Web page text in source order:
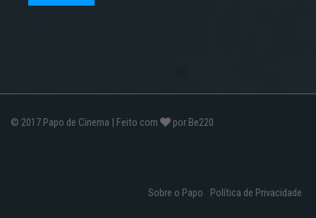
© 2017 Papo de Cinema | Feito com por Be220
Sobre o Papo Política de Privacidade